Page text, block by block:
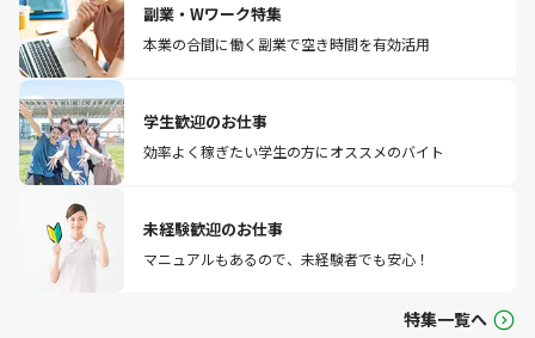
副業・Wワーク特集
本業の合間に働く副業で空き時間を有効活用
学生歓迎のお仕事
効率よく稼ぎたい学生の方にオススメのバイト
未経験歓迎のお仕事
マニュアルもあるので、未経験者でも安心！
特集一覧へ